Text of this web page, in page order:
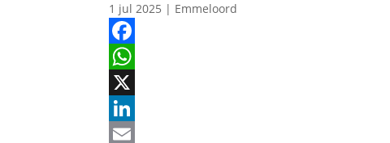
1 jul 2025 | Emmeloord
Facebook
WhatsApp
X
LinkedIn